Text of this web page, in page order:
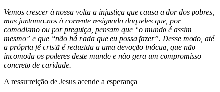
Vemos crescer à nossa volta a injustiça que causa a dor dos pobres,
mas juntamo-nos à corrente resignada daqueles que, por
comodismo ou por preguiça, pensam que “o mundo é assim
mesmo” e que “não há nada que eu possa fazer”. Desse modo, até
a própria fé cristã é reduzida a uma devoção inócua, que não
incomoda os poderes deste mundo e não gera um compromisso
concreto de caridade.
A ressurreição de Jesus acende a esperança